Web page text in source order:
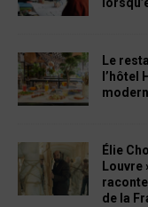
Le
l’hôtel
Élie
Louvre
de la